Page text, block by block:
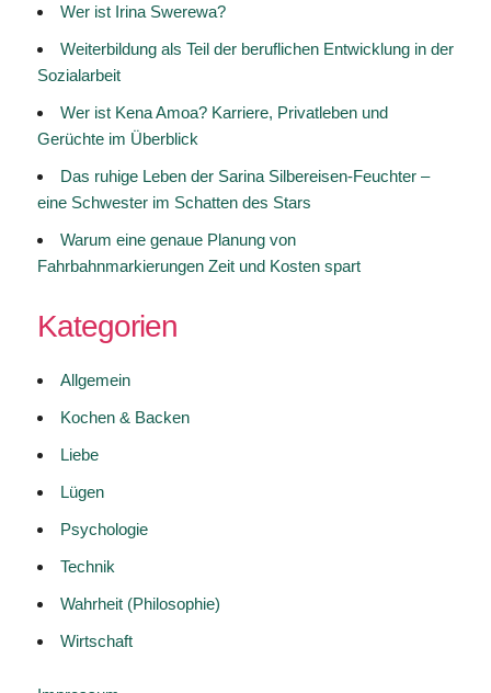
Wer ist Irina Swerewa?
Weiterbildung als Teil der beruflichen Entwicklung in der
Sozialarbeit
Wer ist Kena Amoa? Karriere, Privatleben und
Gerüchte im Überblick
Das ruhige Leben der Sarina Silbereisen-Feuchter –
eine Schwester im Schatten des Stars
Warum eine genaue Planung von
Fahrbahnmarkierungen Zeit und Kosten spart
Kategorien
Allgemein
Kochen & Backen
Liebe
Lügen
Psychologie
Technik
Wahrheit (Philosophie)
Wirtschaft